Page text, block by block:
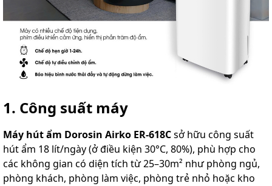
1. Công suất máy
Máy hút ẩm Dorosin Airko ER-618Csở hữu công suất
hút ẩm 18 lít/ngày (ở điều kiện 30°C, 80%), phù hợp cho
các không gian có diện tích từ 25–30m² như phòng ngủ,
phòng khách, phòng làm việc, phòng trẻ nhỏ hoặc kho